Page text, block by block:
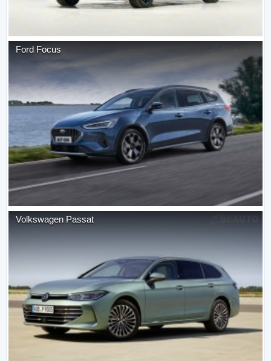
Ford Focus
Volkswagen Passat